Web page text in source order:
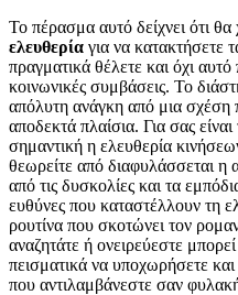
Το πέρασμα αυτό δείχνει ότι θα
ελευθερία για να κατακτήσετε
πραγματικά θέλετε και όχι αυτό
κοινωνικές συμβάσεις. Το
απόλυτη ανάγκη από μια σχέση
αποδεκτά πλαίσια. Για σας
σημαντική η ελευθερία
θεωρείτε από διαφυλάσσεται η
από τις δυσκολίες και τα
ευθύνες που καταστέλλουν τη
ρουτίνα που σκοτώνει τον
αναζητάτε ή ονειρεύεστε
πεισματικά να υποχωρήσετε
που αντιλαμβάνεστε σαν